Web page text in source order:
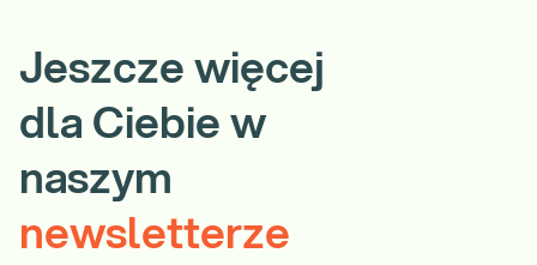
Jeszcze więcej
dla Ciebie w
naszym
newsletterze